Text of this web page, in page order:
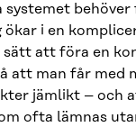
behöver
ökar i en
sätt att föra en
att man får med
jämlikt – och
ofta lämnas